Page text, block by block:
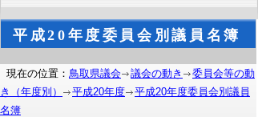
平成20年度委員会別議員名簿
現在の位置： 鳥取県議会 議会の動き
委員会等の動
き（年度別）
平成20年度
平成20年度委員会別議員
名簿